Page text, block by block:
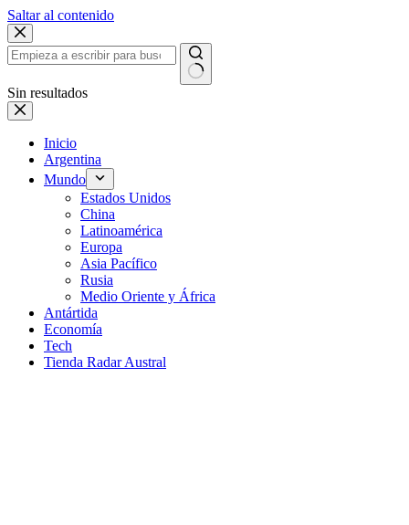
Saltar al contenido
Sin resultados
Inicio
Argentina
Mundo
Estados Unidos
China
Latinoamérica
Europa
Asia Pacífico
Rusia
Medio Oriente y África
Antártida
Economía
Tech
Tienda Radar Austral